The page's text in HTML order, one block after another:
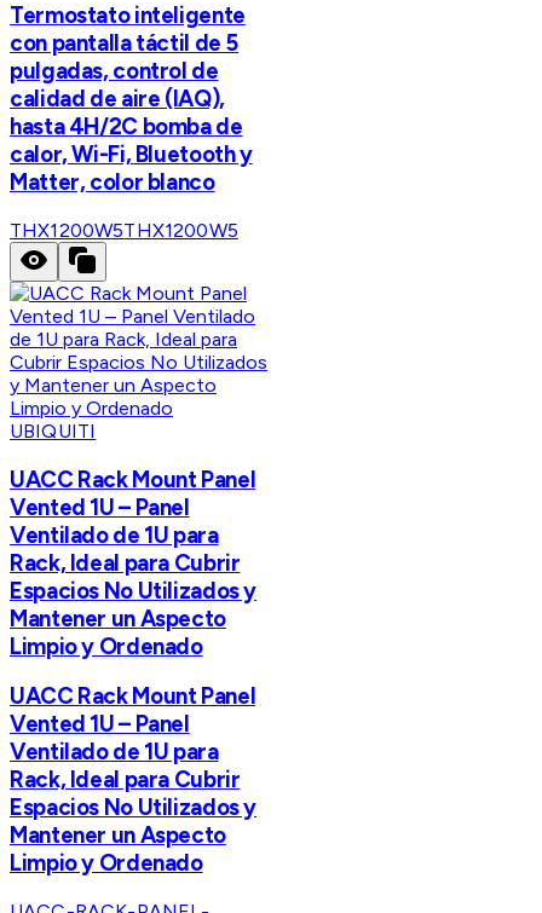
Termostato inteligente
con pantalla táctil de 5
pulgadas, control de
calidad de aire (IAQ),
hasta 4H/2C bomba de
calor, Wi-Fi, Bluetooth y
Matter, color blanco
THX1200W5THX1200W5
UBIQUITI
UACC Rack Mount Panel
Vented 1U – Panel
Ventilado de 1U para
Rack, Ideal para Cubrir
Espacios No Utilizados y
Mantener un Aspecto
Limpio y Ordenado
UACC Rack Mount Panel
Vented 1U – Panel
Ventilado de 1U para
Rack, Ideal para Cubrir
Espacios No Utilizados y
Mantener un Aspecto
Limpio y Ordenado